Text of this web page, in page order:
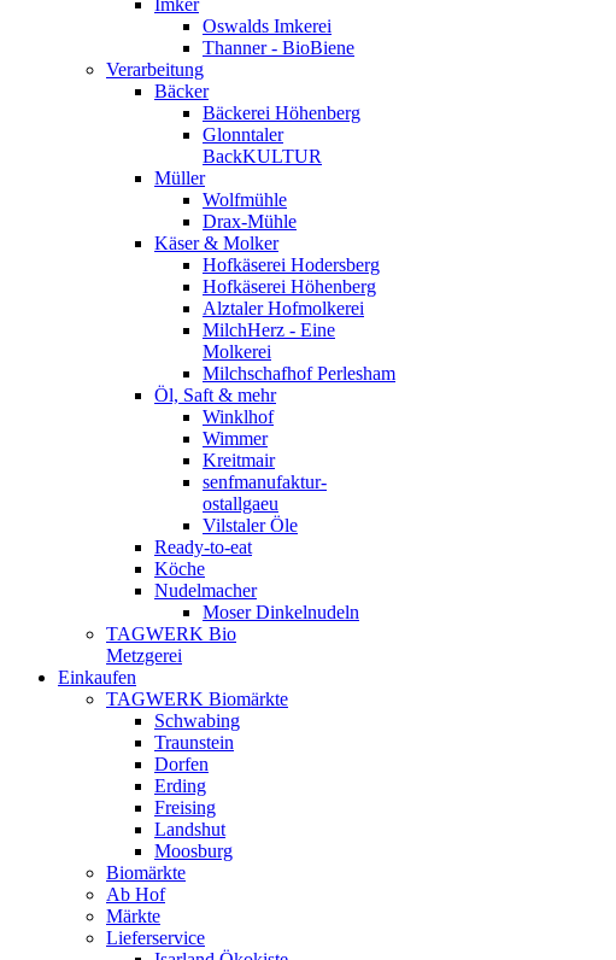
Imker
Oswalds Imkerei
Thanner - BioBiene
Verarbeitung
Bäcker
Bäckerei Höhenberg
Glonntaler
BackKULTUR
Müller
Wolfmühle
Drax-Mühle
Käser & Molker
Hofkäserei Hodersberg
Hofkäserei Höhenberg
Alztaler Hofmolkerei
MilchHerz - Eine
Molkerei
Milchschafhof Perlesham
Öl, Saft & mehr
Winklhof
Wimmer
Kreitmair
senfmanufaktur-
ostallgaeu
Vilstaler Öle
Ready-to-eat
Köche
Nudelmacher
Moser Dinkelnudeln
TAGWERK Bio
Metzgerei
Einkaufen
TAGWERK Biomärkte
Schwabing
Traunstein
Dorfen
Erding
Freising
Landshut
Moosburg
Biomärkte
Ab Hof
Märkte
Lieferservice